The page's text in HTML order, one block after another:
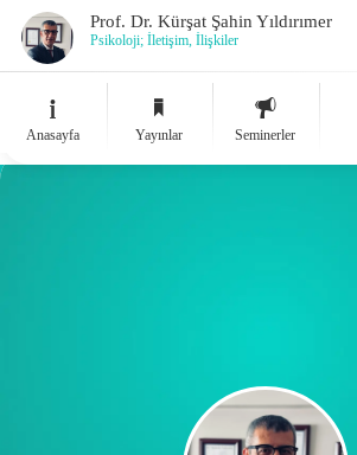
Prof. Dr. Kürşat Şahin Yıldırımer
Psikoloji; İletişim, İlişkiler
Anasayfa Yayınlar Seminerler